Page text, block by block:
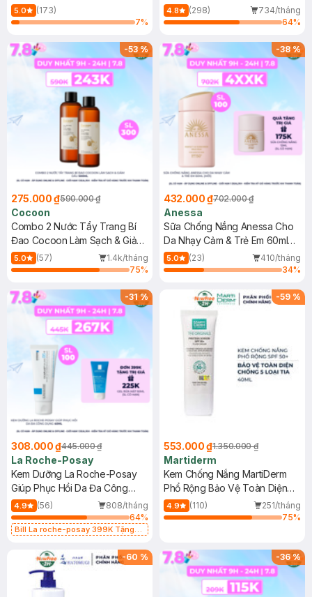
150ml
5.0
(173)
7%
4.8 (298)
734/tháng
64%
-53%
275.000 ₫590.000 ₫
Cocoon
Combo 2 Nước Tẩy Trang Bí
Đao Cocoon Làm Sạch & Giảm
Dầu 500ml
5.0 (57)
1.4k/tháng
75%
-38%
432.000 ₫702.000 ₫
Anessa
Sữa Chống Nắng Anessa Cho
Da Nhạy Cảm & Trẻ Em 60ml
(Mới)
5.0 (23)
410/tháng
34%
-31%
308.000 ₫445.000 ₫
La Roche-Posay
Kem Dưỡng La Roche-Posay
Giúp Phục Hồi Da Đa Công
Dụng 40ml
4.9 (56)
808/tháng
64%
Bill La roche-posay 399K Tặng
(SL có hạn)
-59 %
553.000 ₫1.350.000 ₫
Martiderm
Kem Chống Nắng MartiDerm
Phổ Rộng Bảo Vệ Toàn Diện
40ml
4.9 (110)
251/tháng
75%
-60 % -36%